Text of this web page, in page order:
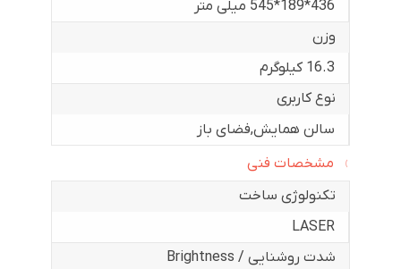
436*189*545 میلی متر
وزن
16.3 کیلوگرم
نوع کاربری
سالن همایش,فضای باز
مشخصات فنی
تکنولوژی ساخت
LASER
شدت روشنایی / Brightness